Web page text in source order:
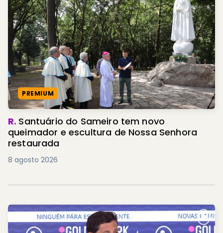
PREMIUM
R. Santuário do Sameiro tem novo
queimador e escultura de Nossa Senhora
restaurada
8 agosto 2026